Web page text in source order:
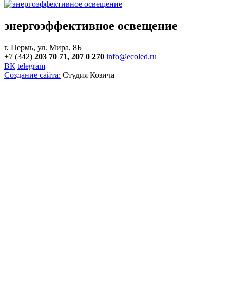
энергоэффективное освещение
г. Пермь, ул. Мира, 8Б
+7 (342) 203 70 71, 207 0 270 info@ecoled.ru
ВК telegram
Создание сайта: Студия Козича